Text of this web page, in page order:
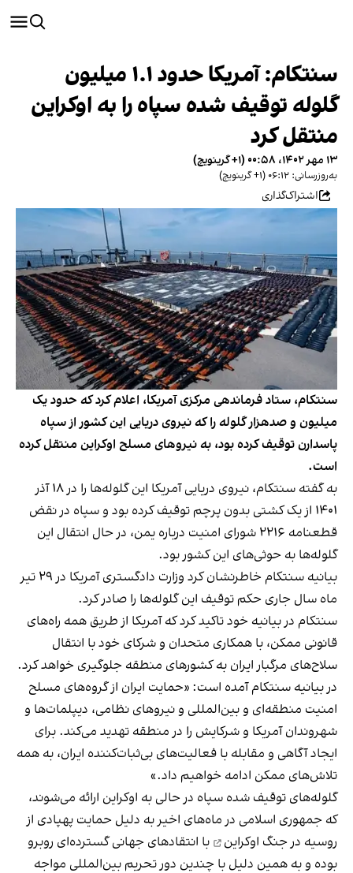
سنتکام: آمریکا حدود ۱.۱ میلیون
گلوله توقیف شده سپاه را به اوکراین
منتقل کرد
۱۳ مهر ۱۴۰۲، ۰۰:۵۸ (‎+۱ گرینویچ)
به‌روزرسانی: ۰۶:۱۲ (‎+۱ گرینویچ)
اشتراک‌گذاری
سنتکام، ستاد فرماندهی مرکزی آمریکا، اعلام کرد که حدود یک
میلیون و صدهزار گلوله را که نیروی دریایی این کشور از سپاه
پاسدارن توقیف کرده بود، به نیروهای مسلح اوکراین منتقل کرده
است.
به گفته سنتکام، نیروی دریایی آمریکا این گلوله‌ها را در ۱۸ آذر
۱۴۰۱ از یک کشتی بدون پرچم توقیف کرده بود و سپاه در نقض
قطعنامه ۲۲۱۶ شورای امنیت درباره یمن، در حال انتقال این
گلوله‌ها به حوثی‌های این کشور بود.
بیانیه سنتکام
خاطرنشان کرد وزارت دادگستری آمریکا در ۲۹ تیر
ماه سال جاری حکم توقیف این گلوله‌ها را صادر کرد.
سنتکام در بیانیه خود تاکید کرد که آمریکا از طریق همه راه‌های
قانونی ممکن، با همکاری متحدان و شرکای خود با انتقال
سلاح‌های مرگبار ایران به کشورهای منطقه جلوگیری خواهد کرد.
در بیانیه سنتکام آمده است: «حمایت ایران از گروه‌های مسلح
امنیت منطقه‌ای و بین‌المللی و نیروهای نظامی، دیپلمات‌ها و
شهروندان آمریکا و شرکایش را در منطقه تهدید می‌کند. برای
ایجاد آگاهی و مقابله با فعالیت‌های بی‌ثبات‌کننده ایران، به همه
تلاش‌های ممکن ادامه خواهیم داد.»
گلوله‌های توقیف شده سپاه در حالی به اوکراین ارائه می‌شوند،
که جمهوری اسلامی در ماه‌های اخیر به دلیل حمایت پهپادی از
روسیه در جنگ اوکراین
با انتقادهای جهانی گسترده‌ای روبرو
بوده و به همین دلیل با چندین دور تحریم بین‌المللی مواجه